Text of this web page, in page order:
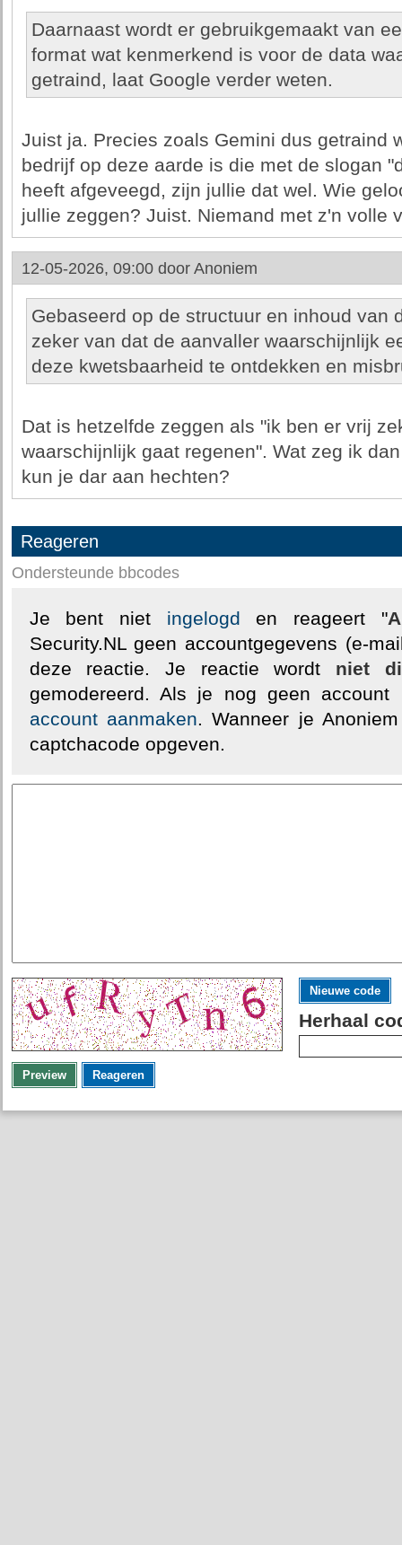
Daarnaast wordt er gebruikgemaakt van
format wat kenmerkend is voor de data
getraind, laat Google verder weten.
Juist ja. Precies zoals Gemini dus getraind
bedrijf op deze aarde is die met de slogan
heeft afgeveegd, zijn jullie dat wel. Wie
jullie zeggen? Juist. Niemand met z'n volle
12-05-2026, 09:00 door Anoniem
Gebaseerd op de structuur en inhoud van
zeker van dat de aanvaller waarschijnlijk
deze kwetsbaarheid te ontdekken en
Dat is hetzelfde zeggen als "ik ben er vrij
waarschijnlijk gaat regenen". Wat zeg ik
kun je dar aan hechten?
Reageren
Ondersteunde bbcodes
Je bent niet ingelogd en reageert "
Security.NL geen accountgegevens (e-
deze reactie. Je reactie wordt niet
gemodereerd. Als je nog geen
account aanmaken. Wanneer je
captchacode opgeven.
Nieuwe code
Herhaal
Preview Reageren